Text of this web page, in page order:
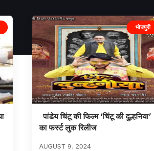
भोजपुरी
पांडेय चिंटू की फिल्म ‘चिंटू की दुल्हनिया’
का फर्स्ट लुक रिलीज
AUGUST 9, 2024